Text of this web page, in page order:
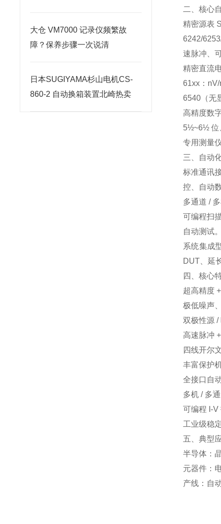
大仓 VM7000 记录仪频繁故
障？保养步骤一次说清
日本SUGIYAMA杉山电机CS-
860-2 自动换箱装置北崎热卖
二、核心
精密源表
6242/
速脉冲、
精密直流
61xx：
6540（无
高精度数
5½~6½ 位
专用测量
三、自动
标准通讯
控、自动
多通道 /
可编程扫
自动测试
系统集成
DUT、延
四、核心
超高精度
极低噪声
双极性源 /
高速脉冲
四线开尔
丰富保护
全接口自
多机 / 多
可编程 I-V
工业级稳
五、典型
半导体：
元器件：
产线：自